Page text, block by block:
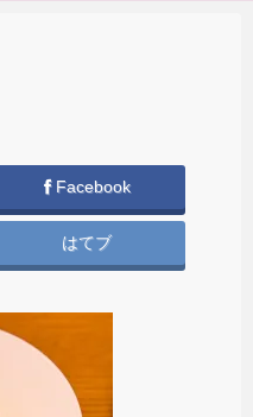
Facebook
はてブ